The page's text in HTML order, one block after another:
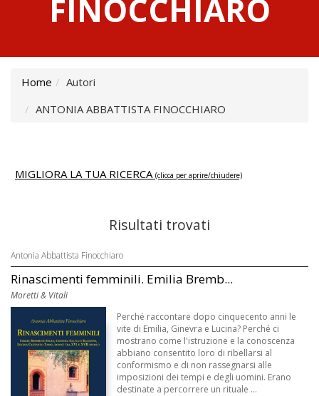
FINOCCHIARO
Home
Autori
ANTONIA ABBATTISTA FINOCCHIARO
MIGLIORA LA TUA RICERCA (clicca per aprire/chiudere)
Risultati trovati
Antonia Abbattista Finocchiaro
Rinascimenti femminili. Emilia Bremb...
Moretti & Vitali
Perché raccontare dopo cinquecento anni le
vite di Emilia, Ginevra e Lucina? Perché ci
mostrano come l'istruzione e la conoscenza
abbiano consentito loro di ribellarsi al
conformismo e di non rassegnarsi alle
imposizioni dei tempi e degli uomini. Erano
destinate a percorrere un rituale ...